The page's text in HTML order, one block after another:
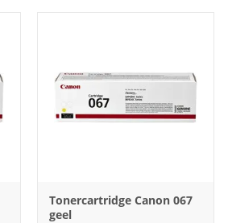
Tonercartridge Canon 067
geel